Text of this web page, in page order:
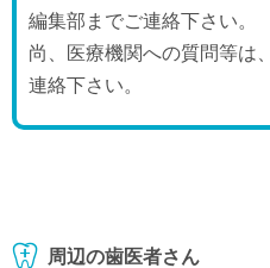
編集部までご連絡下さい。
尚、医療機関への質問等は
連絡下さい。
周辺の歯医者さん